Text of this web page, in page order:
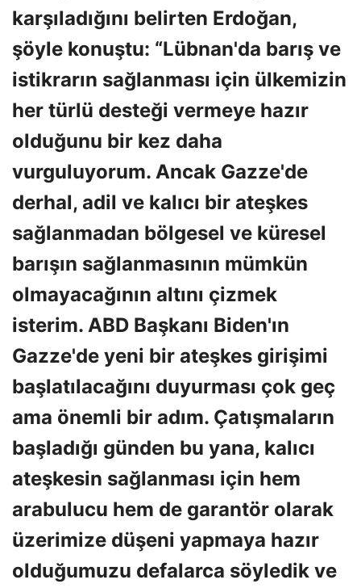
karşıladığını belirten Erdoğan,
şöyle konuştu: “Lübnan'da barış ve
istikrarın sağlanması için ülkemizin
her türlü desteği vermeye hazır
olduğunu bir kez daha
vurguluyorum. Ancak Gazze'de
derhal, adil ve kalıcı bir ateşkes
sağlanmadan bölgesel ve küresel
barışın sağlanmasının mümkün
olmayacağının altını çizmek
isterim. ABD Başkanı Biden'ın
Gazze'de yeni bir ateşkes girişimi
başlatılacağını duyurması çok geç
ama önemli bir adım. Çatışmaların
başladığı günden bu yana, kalıcı
ateşkesin sağlanması için hem
arabulucu hem de garantör olarak
üzerimize düşeni yapmaya hazır
olduğumuzu defalarca söyledik ve